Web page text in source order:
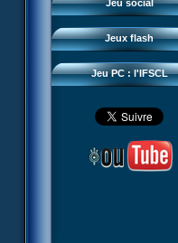
Jeu social
Jeux flash
Sector 2 Escape
Jeu PC : l'IFSCL
Téléchargements
Réseau IFSCL